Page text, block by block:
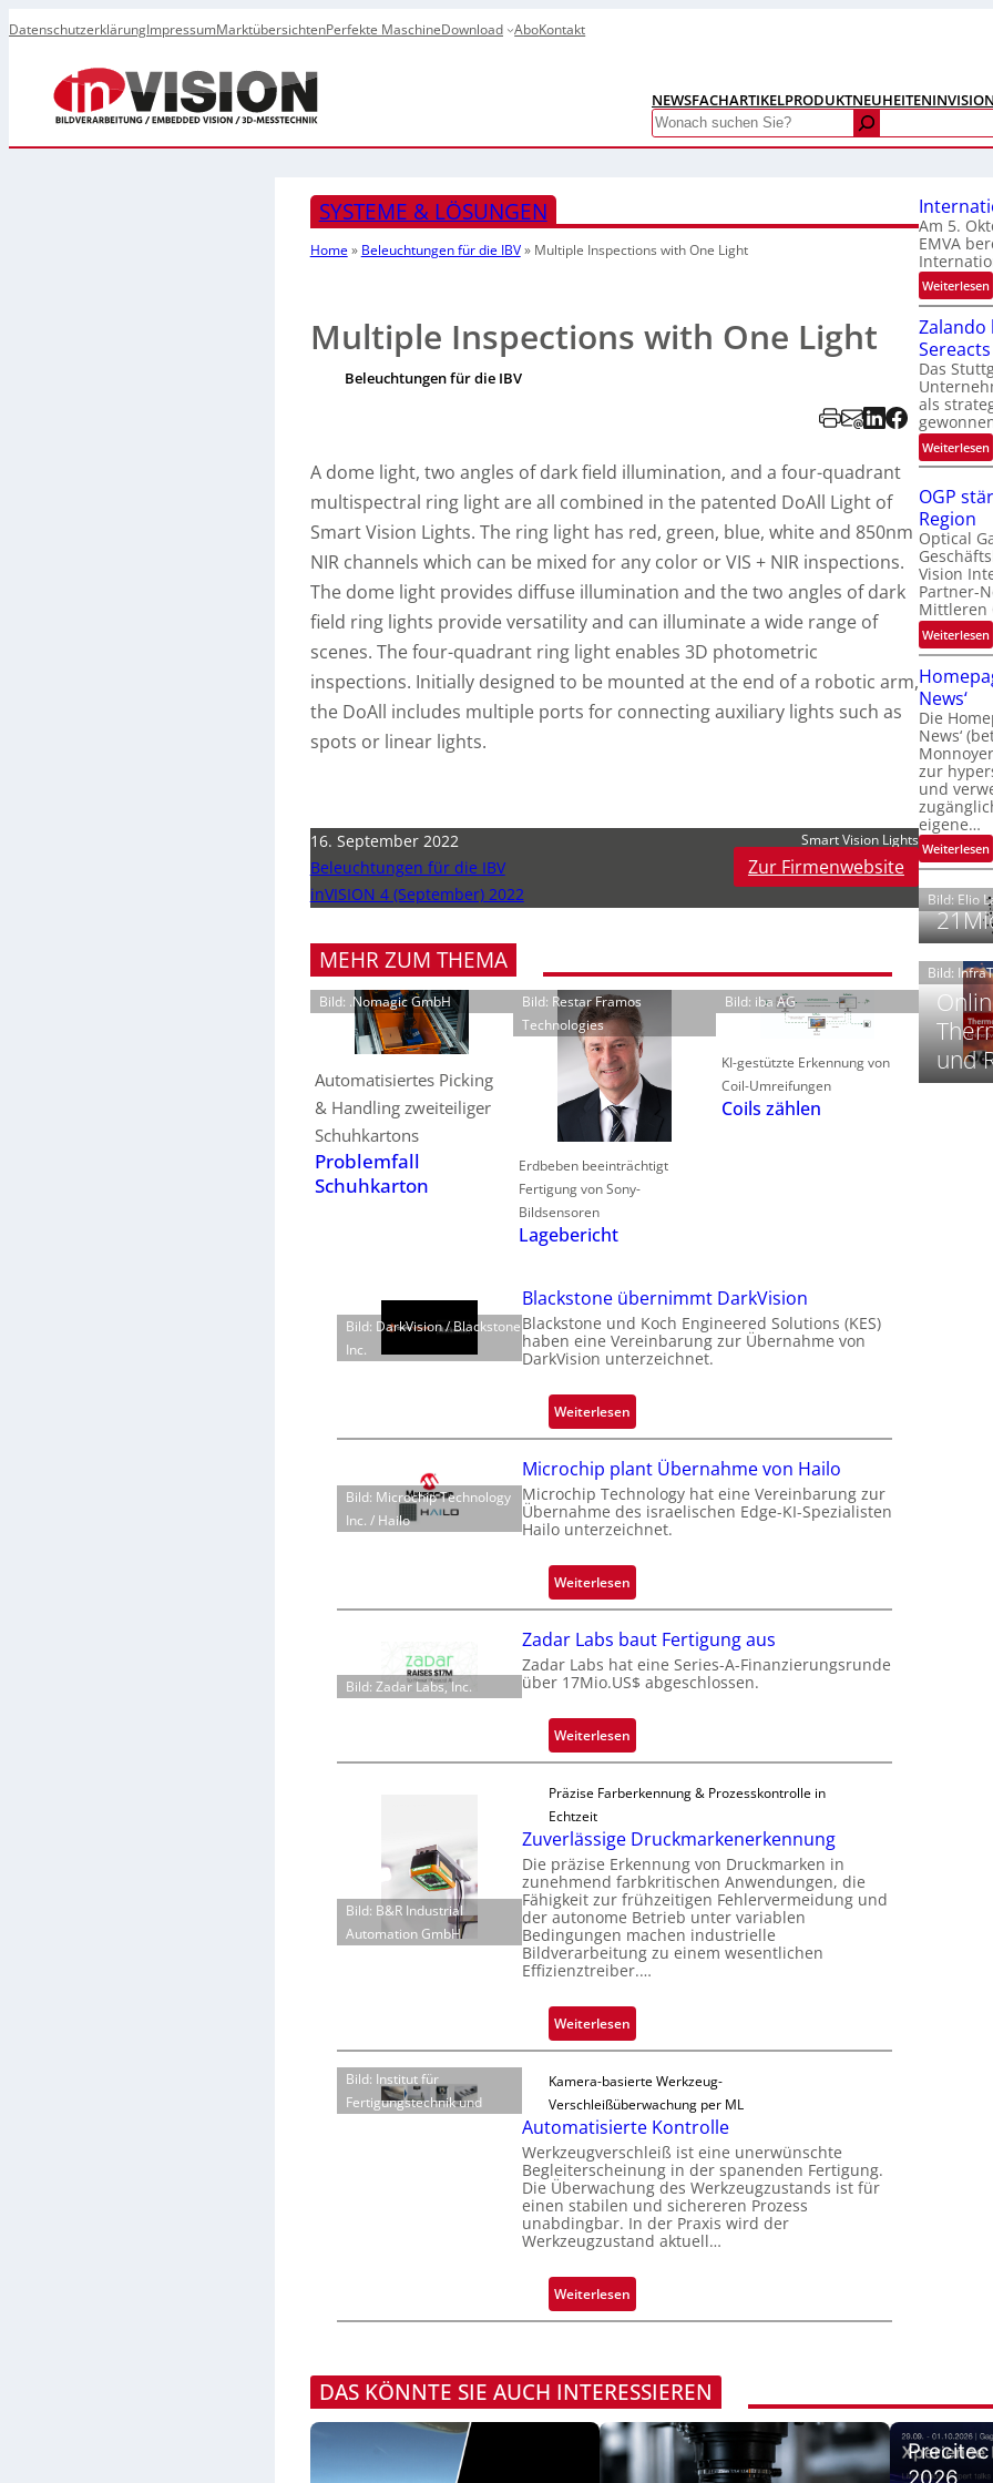
DatenschutzerklärungImpressumMarktübersichtenPerfekte MaschineDownload AboKontakt
NEWSFACHARTIKELPRODUKTNEUHEITEN
Search
SYSTEME & LÖSUNGEN
Home» Beleuchtungen für die IBV» Multiple Inspections with One Light
Multiple Inspections with One Light
Beleuchtungen für die IBV
A dome light, two angles of dark field illumination, and a four-quadrant
multispectral ring light are all combined in the patented DoAll Light of
Smart Vision Lights. The ring light has red, green, blue, white and 850nm
NIR channels which can be mixed for any color or VIS + NIR inspections.
The dome light provides diffuse illumination and the two angles of dark
field ring lights provide versatility and can illuminate a wide range of
scenes. The four-quadrant ring light enables 3D photometric
inspections. Initially designed to be mounted at the end of a robotic arm,
the DoAll includes multiple ports for connecting auxiliary lights such as
spots or linear lights.
16. September 2022
Beleuchtungen für die IBV
inVISION 4 (September) 2022
Smart Vision Lights
Zur Firmenwebsite
MEHR ZUM THEMA
Bild: .Nomagic GmbH
Automatisiertes Picking
& Handling zweiteiliger
Schuhkartons
Problemfall
Schuhkarton
Bild: Restar Framos
Technologies
Erdbeben beeinträchtigt
Fertigung von Sony-
Bildsensoren
Lagebericht
Bild: iba AG
KI-gestützte Erkennung von
Coil-Umreifungen
Coils zählen
Bild: DarkVision / Blackstone
Inc.
Blackstone übernimmt DarkVision
Blackstone und Koch Engineered Solutions (KES)
haben eine Vereinbarung zur Übernahme von
DarkVision unterzeichnet.
Weiterlesen:
B
a
c
k
o
e
ü
b
r
n
m
D
a
r
k
V
s
i
n
Bild: Microchip Technology
Inc. / Hailo
Microchip plant Übernahme von Hailo
Microchip Technology hat eine Vereinbarung zur
Übernahme des israelischen Edge-KI-Spezialisten
Hailo unterzeichnet.
Weiterlesen:
M
c
r
c
h
i
p
l
a
n
t
Ü
b
e
n
a
v
o
n
H
a
l
o
Bild: Zadar Labs, Inc.
Zadar Labs baut Fertigung aus
Zadar Labs hat eine Series-A-Finanzierungsrunde
über 17Mio.US$ abgeschlossen.
Weiterlesen:
Z
d
r
L
a
b
s
b
u
t
e
r
t
i
g
u
n
g
u
s
Bild: B&R Industrial
Automation GmbH
Präzise Farberkennung & Prozesskontrolle in
Echtzeit
Zuverlässige Druckmarkenerkennung
Die präzise Erkennung von Druckmarken in
zunehmend farbkritischen Anwendungen, die
Fähigkeit zur frühzeitigen Fehlervermeidung und
der autonome Betrieb unter variablen
Bedingungen machen industrielle
Bildverarbeitung zu einem wesentlichen
Effizienztreiber.…
Weiterlesen:
Z
v
e
r
l
ä
s
s
g
e
D
u
c
k
Bild: Institut für
Fertigungstechnik und
Kamera-basierte Werkzeug-
Verschleißüberwachung per ML
Automatisierte Kontrolle
Werkzeugverschleiß ist eine unerwünschte
Begleiterscheinung in der spanenden Fertigung.
Die Überwachung des Werkzeugzustands ist für
einen stabilen und sichereren Prozess
unabdingbar. In der Praxis wird der
Werkzeugzustand aktuell…
Weiterlesen:
A
o
m
a
t
Am 5.
EMVA
Weiterlesen:
I
t
r
t
o
l
i
s
i
i
t
2
0
2
Zalando
Das
als
Weiterlesen:
l
e
t
l
i
t
s
c
r
c
t
OGP
Region
Optical
Vision
Partner-
Mittleren
Weiterlesen:
s
t
r
P
r
s
z
News‘
Die
News‘
zur
und
eigene…
Weiterlesen:
‚
Bild: Elio
Bild:
und
DAS KÖNNTE SIE AUCH INTERESSIEREN